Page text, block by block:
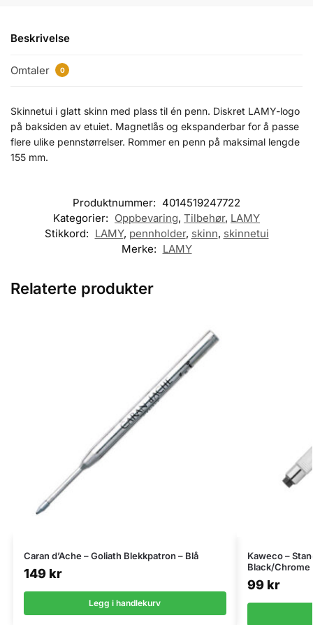
Beskrivelse
Omtaler 0
Skinnetui i glatt skinn med plass til én penn. Diskret LAMY-logo
på baksiden av etuiet. Magnetlås og ekspanderbar for å passe
flere ulike pennstørrelser. Rommer en penn på maksimal lengde
155 mm.
Produktnummer: 4014519247722
Kategorier: Oppbevaring, Tilbehør, LAMY
Stikkord: LAMY, pennholder, skinn, skinnetui
Merke: LAMY
Relaterte produkter
Caran d’Ache – Goliath Blekkpatron – Blå
149 kr
Legg i handlekurv
Kaweco –
Black/Chrome
99 kr